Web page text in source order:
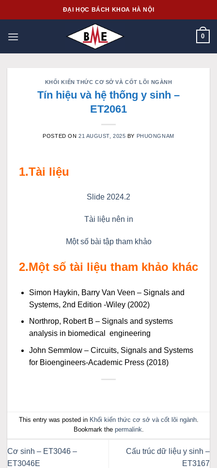
to
ĐẠI HỌC BÁCH KHOA HÀ NỘI
0
KHỐI KIẾN THỨC CƠ SỞ VÀ CỐT LÕI NGÀNH
Tín hiệu và hệ thống y sinh –
ET2061
POSTED ON 21 AUGUST, 2025 BY PHUONGNAM
1.Tài liệu
Slide 2024.2
Tài liệu nên in
Một số bài tập tham khảo
2.Một số tài liệu tham khảo khác
Simon Haykin, Barry Van Veen – Signals and
Systems, 2nd Edition -Wiley (2002)
Northrop, Robert B – Signals and systems
analysis in biomedical engineering
John Semmlow – Circuits, Signals and Systems
for Bioengineers-Academic Press (2018)
This entry was posted in Khối kiến thức cơ sở và cốt lõi ngành.
Bookmark the permalink
Cơ sinh – ET3046 –
ET3046E
Cấu trúc dữ liệu y sinh –
ET3167